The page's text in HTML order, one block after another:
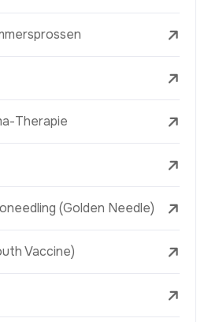
Therapie
(Golden Needle)
Vaccine)